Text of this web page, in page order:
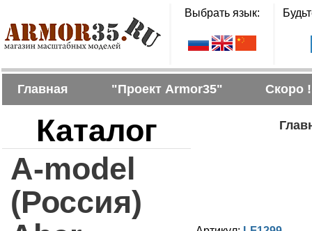
Выбрать язык:
Главная "Проект Armor35" Скоро !
Каталог
A-model
(Россия)